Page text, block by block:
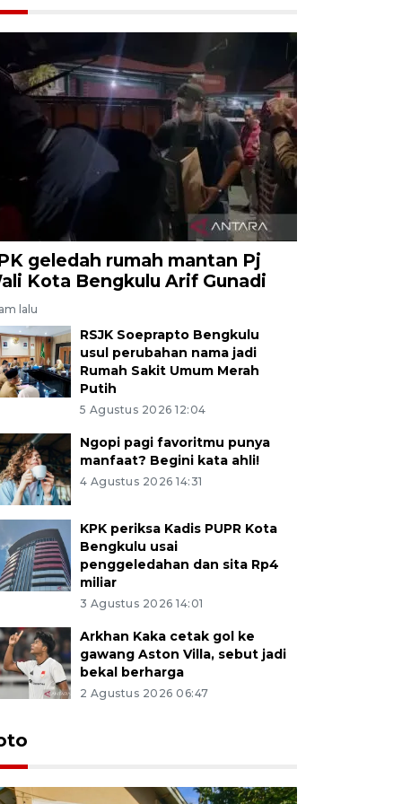
geledah rumah mantan Pj
Kota Bengkulu Arif Gunadi
lalu
RSJK Soeprapto Bengkulu
usul perubahan nama jadi
Rumah Sakit Umum Merah
Putih
5 Agustus 2026 12:04
Ngopi pagi favoritmu punya
manfaat? Begini kata ahli!
4 Agustus 2026 14:31
KPK periksa Kadis PUPR Kota
Bengkulu usai
penggeledahan dan sita Rp4
miliar
3 Agustus 2026 14:01
Arkhan Kaka cetak gol ke
gawang Aston Villa, sebut jadi
bekal berharga
2 Agustus 2026 06:47